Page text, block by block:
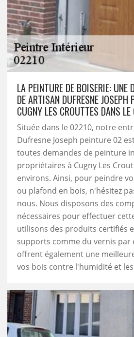
LA PEINTURE DE BOISERIE: UNE
DE ARTISAN DUFRESNE
CUGNY LES CROUTTES DANS
Située dans le 02210, notre
Dufresne Joseph peinture 02
toutes demandes de peinture
propriétaires à Cugny Les
environs. Ainsi, pour peindre
ou plafond en bois, n'hésitez
nous. Nous disposons des
nécessaires pour effectuer
utilisons des produits certifiés
supports comme du vernis par
offrent également une
vos bois contre l'humidité et